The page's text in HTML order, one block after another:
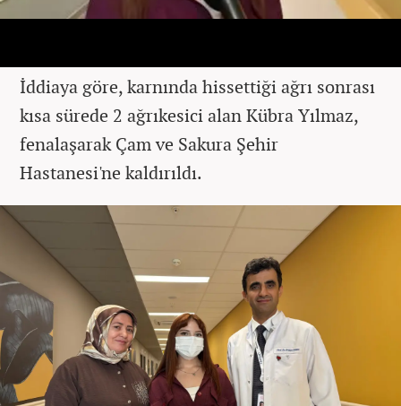
İddiaya göre, karnında hissettiği ağrı sonrası
kısa sürede 2 ağrıkesici alan Kübra Yılmaz,
fenalaşarak Çam ve Sakura Şehir
Hastanesi'ne kaldırıldı.